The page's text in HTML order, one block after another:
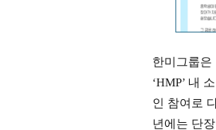
한미그룹은
‘HMP’ 내
인 참여로
년에는 단